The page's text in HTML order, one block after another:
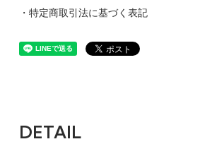
・特定商取引法に基づく表記
DETAIL